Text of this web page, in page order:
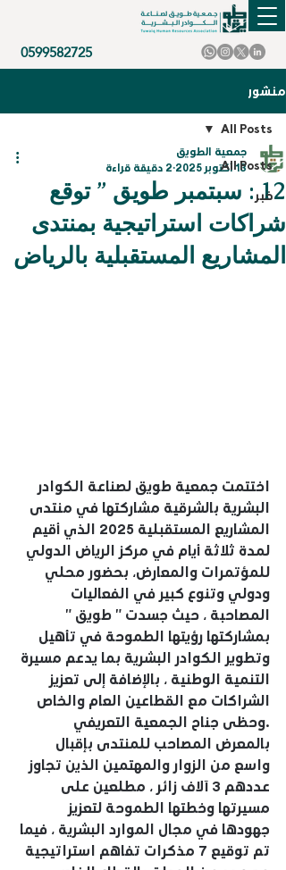
0599582725
منشور
All Posts
خبر
All Posts
12 : سبتمبر طويق ” توقع
شراكات استراتيجية بمنتدى
المشاريع المستقبلية بالرياض
جمعية الطويق
13 أكتوبر 2025
2 دقيقة قراءة
اختتمت جمعية طويق لصناعة الكوادر
البشرية بالشرقية مشاركتها في منتدى
المشاريع المستقبلية 2025 الذي أقيم
لمدة ثلاثة أيام في مركز الرياض الدولي
للمؤتمرات والمعارض، بحضور محلي
ودولي وتنوع كبير في الفعاليات
المصاحبة ، حيث جسدت ” طويق ”
بمشاركتها رؤيتها الطموحة في تأهيل
وتطوير الكوادر البشرية بما يدعم مسيرة
التنمية الوطنية ، بالإضافة إلى تعزيز
الشراكات مع القطاعين العام والخاص
.وحظى جناح الجمعية التعريفي
بالمعرض المصاحب للمنتدى بإقبال
واسع من الزوار والمهتمين الذين تجاوز
عددهم 3 آلاف زائر ، مطلعين على
مسيرتها وخطتها الطموحة لتعزيز
جهودها في مجال الموارد البشرية ، فيما
تم توقيع 7 مذكرات تفاهم استراتيجية